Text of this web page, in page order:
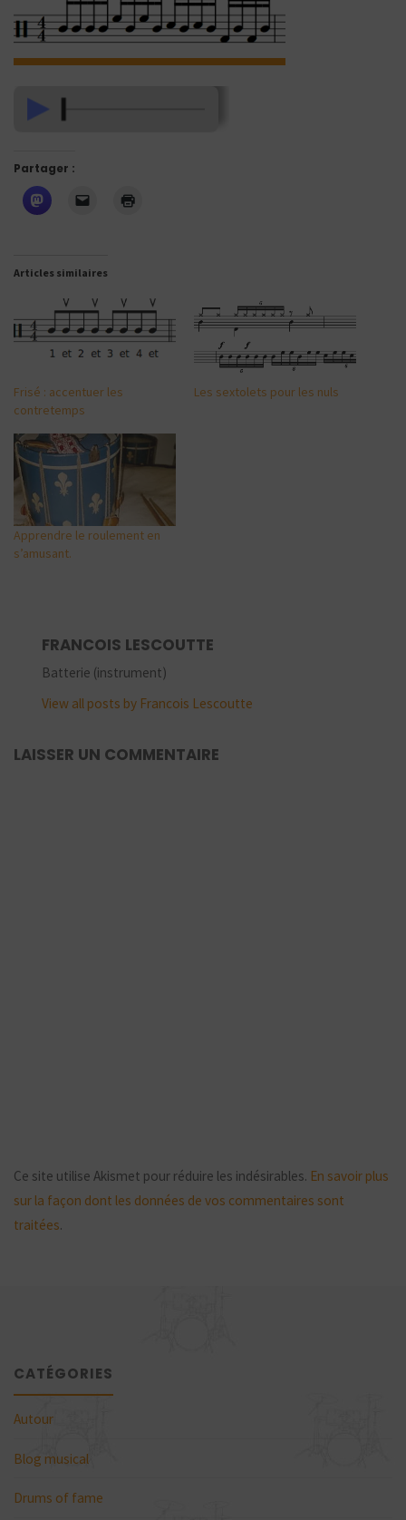
Partager :
Articles similaires
Frisé : accentuer les
contretemps
Les sextolets pour les nuls
Apprendre le roulement en
s’amusant.
FRANCOIS LESCOUTTE
Batterie (instrument)
View all posts by Francois Lescoutte
LAISSER UN COMMENTAIRE
Ce site utilise Akismet pour réduire les indésirables. En savoir plus
sur la façon dont les données de vos commentaires sont
traitées.
CATÉGORIES
Autour
Blog musical
Drums of fame